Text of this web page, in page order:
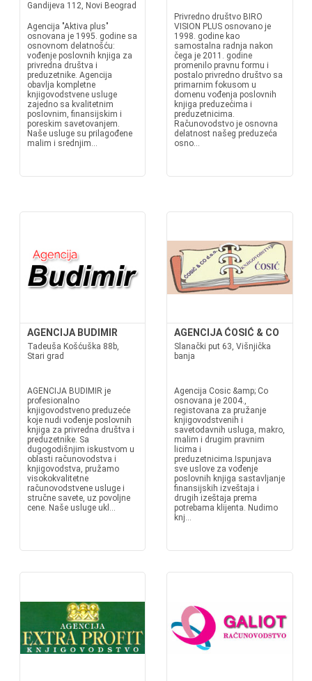
Gandijeva 112, Novi Beograd
Agencija "Aktiva plus"
osnovana je 1995. godine sa
osnovnom delatnošću:
vođenje poslovnih knjiga za
privredna društva i
preduzetnike. Agencija
obavlja kompletne
knjigovodstvene usluge
zajedno sa kvalitetnim
poslovnim, finansijskim i
poreskim savetovanjem.
Naše usluge su prilagođene
malim i srednjim...
Privredno društvo BIRO
VISION PLUS osnovano je
1998. godine kao
samostalna radnja nakon
čega je 2011. godine
promenilo pravnu formu i
postalo privredno društvo sa
primarnim fokusom u
domenu vođenja poslovnih
knjiga preduzećima i
preduzetnicima.
Računovodstvo je osnovna
delatnost našeg preduzeća
osno...
AGENCIJA BUDIMIR
Tadeuša Košćuška 88b,
Stari grad
AGENCIJA BUDIMIR je
profesionalno
knjigovodstveno preduzeće
koje nudi vođenje poslovnih
knjiga za privredna društva i
preduzetnike. Sa
dugogodišnjim iskustvom u
oblasti računovodstva i
knjigovodstva, pružamo
visokokvalitetne
računovodstvene usluge i
stručne savete, uz povoljne
cene. Naše usluge ukl...
AGENCIJA ĆOSIĆ & CO
Slanački put 63, Višnjička
banja
Agencija Cosic &amp; Co
osnovana je 2004.,
registovana za pružanje
knjigovodstvenih i
savetodavnih usluga, makro,
malim i drugim pravnim
licima i
preduzetnicima.Ispunjava
sve uslove za vođenje
poslovnih knjiga sastavljanje
finansijskih izveštaja i
drugih izeštaja prema
potrebama klijenta. Nudimo
knj...